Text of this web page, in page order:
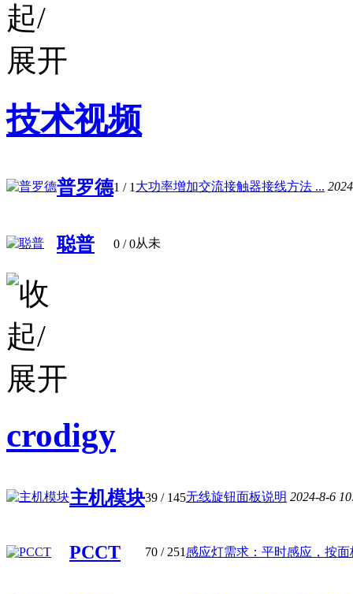
技术视频
普罗德1 / 1 大功率增加交流接触器接线方法 ...
聪普 0 / 0从未
crodigy
主机模块39 / 145无线旋钮面板说明 2024-8-6
PCCT 70 / 251感应灯需求：平时感应，按面